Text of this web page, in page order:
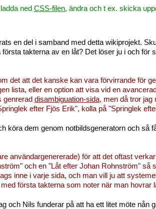
ned CSS-filen, ändra och t ex. skicka
en del i samband med detta wikiprojekt.
takterna av en låt? Det löser ju i och
det att det kanske kan vara förvirrande för
lista, eller en option att visa vid en
genrerad disambiguation-sida, men då tror jag
efter Fjös Erik", kolla på "Springlek
köra dem genom notbildsgeneratorn och
användargenererade) för att det oftast
och en "Låt efter Johan Rohnström"
inne i varje sida, och man vill ju att
första takterna som noter när man hovrar
och Nils funderar på att ha ett litet möte